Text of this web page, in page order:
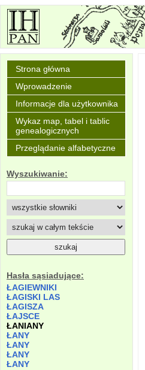
Strona główna
Wprowadzenie
Informacje dla użytkownika
Wykaz map, tabel i tablic
genealogicznych
Przeglądanie alfabetyczne
Wyszukiwanie:
Hasła sąsiadujące:
ŁAGIEWNIKI
ŁAGISKI LAS
ŁAGISZA
ŁAJSCE
ŁANIANY
ŁANY
ŁANY
ŁANY
ŁANY